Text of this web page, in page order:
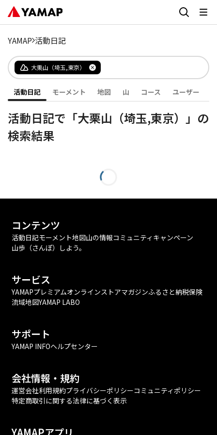
YAMAP 活動日記
大栗山（埼玉,東京）
活動日記 モーメント 地図 山 コース ユーザー
活動日記で「大栗山（埼玉,東京）」の
検索結果
コンテンツ
活動日記モーメント地図山の情報コミュニティ キャンペーン
山歩（さんぽ）しよう。
サービス
YAMAPプレミアムオンラインストアマガジンふるさと納税保険
流域地図YAMAP LABO
サポート
YAMAP INFOヘルプセンター
会社情報・規約
運営会社利用規約プライバシーポリシーコミュニティポリシー
特定商取引に関する法律に基づく表示